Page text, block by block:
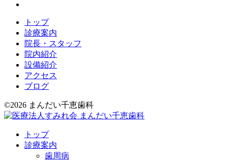
トップ
診療案内
院長・スタッフ
院内紹介
設備紹介
アクセス
ブログ
©2026 まんだい千恵歯科
トップ
診療案内
歯周病